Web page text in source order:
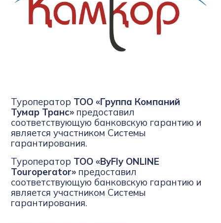
Туроператор ТОО «Группа Компаний
Тумар Транс» предоставил
соответствующую банковскую гарантию и
является участником Системы
гарантирования.
Туроператор ТОО «ByFly ONLINE
Touroperator» предоставил
соответствующую банковскую гарантию и
является участником Системы
гарантирования.